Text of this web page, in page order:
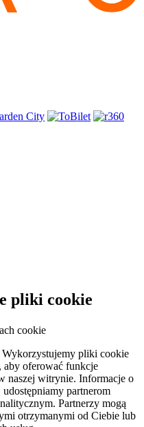
pliki cookie
cookie
pliki cookie
aby oferować funkcje
naszej witrynie. Informacje o
partnerom
Partnerzy mogą
otrzymanymi od Ciebie lub